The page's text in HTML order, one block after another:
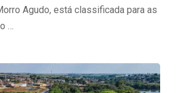
Agudo, está classificada para as
…